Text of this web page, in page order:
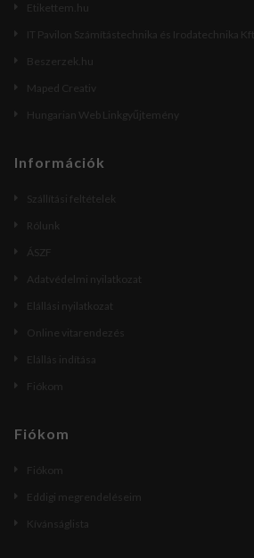
Etikettem.hu
IT Pavilon Számítástechnika és Irodatechnika Kft.
Beszerzek.hu
Maped Creativ
Hungarian Web Linkgyűjtemény
Információk
Szállítási feltételek
Rólunk
ÁSZF
Adatvédelmi nyilatkozat
Elállási nyilatkozat
Online vitarendezés
Elállás indítása
Fiókom
Fiókom
Fiókom
Eddigi megrendeléseim
Kívánságlista